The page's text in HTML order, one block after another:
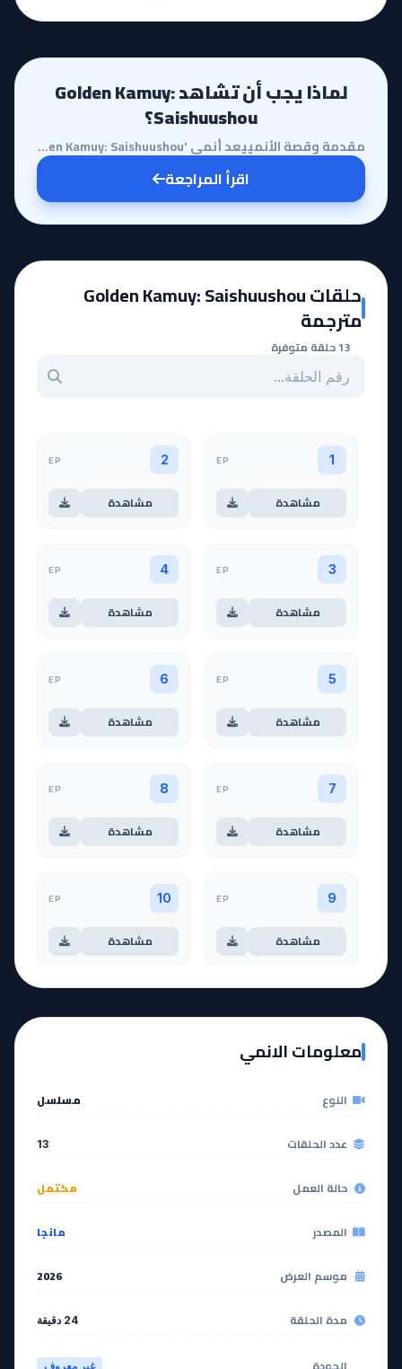
لماذا يجب أن تشاهد Golden Kamuy:
Saishuushou؟
مقدمة وقصة الأنمييعد أنمي 'Golden Kamuy: Saishuushou' تتويجاً لواحدة من أكثر سلاسل الأنمي تعقيداً وع...
اقرأ المراجعة
حلقات Golden Kamuy: Saishuushou
مترجمة
13 حلقة متوفرة
بحث عن حلقة بالرقم
1
EP
مشاهدة
2
EP
مشاهدة
3
EP
مشاهدة
4
EP
مشاهدة
5
EP
مشاهدة
6
EP
مشاهدة
7
EP
مشاهدة
8
EP
مشاهدة
9
EP
مشاهدة
10
EP
مشاهدة
مشاهدة
معلومات الانمي
النوع مسلسل
عدد الحلقات 13
حالة العمل مكتمل
المصدر مانجا
موسم العرض 2026
مدة الحلقة 24 دقيقة
غير معروف